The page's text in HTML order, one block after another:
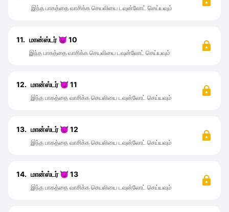
இந்த பாகத்தை வாசிக்க செயலியை டவுன்லோட் செய்யவும்
11. மான்ஸ்டர் 😈 10
இந்த பாகத்தை வாசிக்க செயலியை டவுன்லோட் செய்யவும்
12. மான்ஸ்டர் 😈 11
இந்த பாகத்தை வாசிக்க செயலியை டவுன்லோட் செய்யவும்
13. மான்ஸ்டர் 😈 12
இந்த பாகத்தை வாசிக்க செயலியை டவுன்லோட் செய்யவும்
14. மான்ஸ்டர் 😈 13
இந்த பாகத்தை வாசிக்க செயலியை டவுன்லோட் செய்யவும்